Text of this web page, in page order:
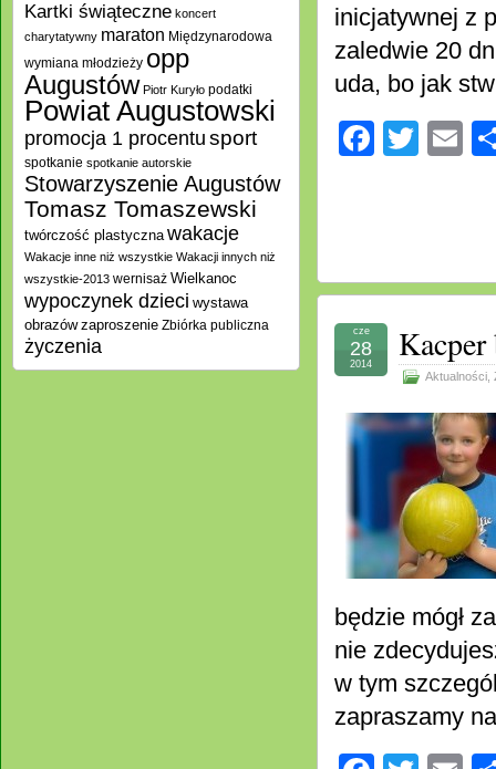
inicjatywnej z
zaledwie 20
uda, bo jak
Kacper
Aktualności
cze
28
2014
będzie mógł
nie
w tym
zapraszamy
Kartki świąteczne koncert
charytatywny maraton Międzynarodowa
wymiana młodzieży opp
Augustów Piotr Kuryło podatki
Powiat Augustowski
promocja 1 procentusport
spotkanie spotkanie autorskie
Stowarzyszenie Augustów
Tomasz Tomaszewski
twórczość plastyczna wakacje
Wakacje inne niż wszystkie Wakacji innych niż
wszystkie-2013 wernisaż Wielkanoc
wypoczynek dzieci wystawa
obrazów zaproszenie Zbiórka publiczna
życzenia